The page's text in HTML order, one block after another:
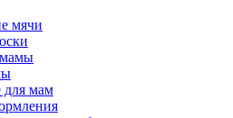
мячи
мамы
для мам